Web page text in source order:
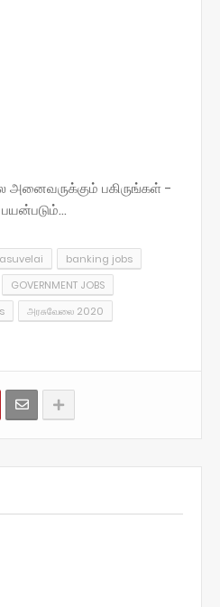
பகிருங்கள் -
banking jobs
GOVERNMENT JOBS
அரசுவேலை 2020